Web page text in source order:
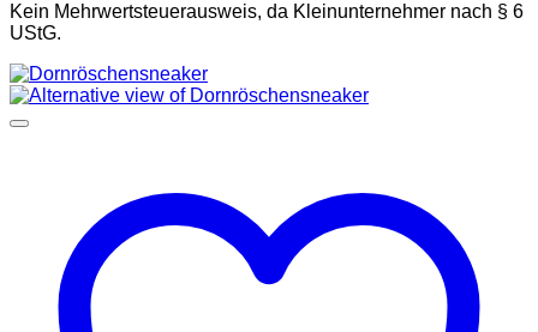
Kein Mehrwertsteuerausweis, da Kleinunternehmer nach § 6
UStG.